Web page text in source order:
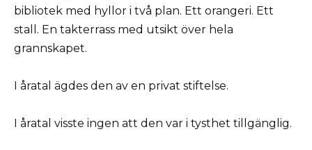
bibliotek med hyllor i två plan. Ett orangeri. Ett
stall. En takterrass med utsikt över hela
grannskapet.
I åratal ägdes den av en privat stiftelse.
I åratal visste ingen att den var i tysthet tillgänglig.